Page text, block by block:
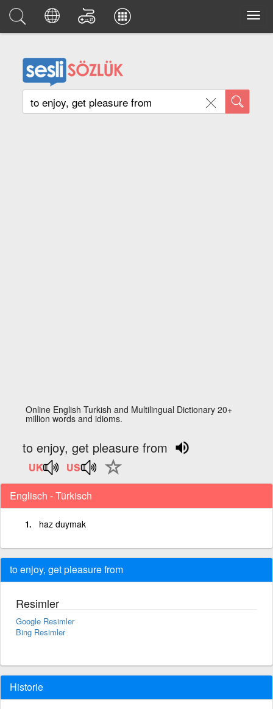
Online English Turkish and Multilingual Dictionary 20+
million words and idioms.
to enjoy, get pleasure from
Englisch - Türkisch
haz duymak
to enjoy, get pleasure from
Resimler
Google Resimler
Bing Resimler
Historie